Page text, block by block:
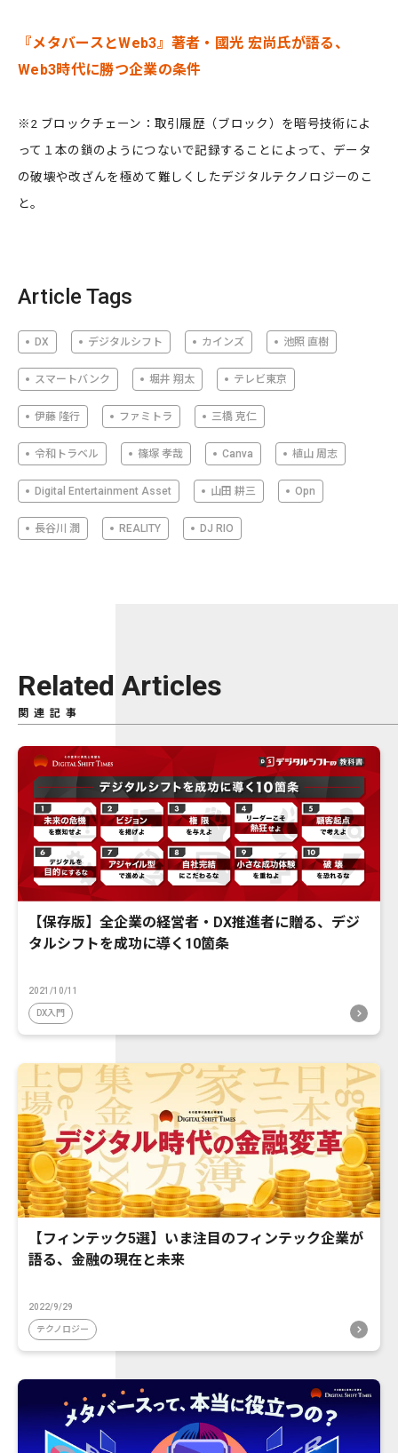
『メタバースとWeb3』著者・國光 宏尚氏が語る、
Web3時代に勝つ企業の条件
※2 ブロックチェーン：取引履歴（ブロック）を暗号技術によ
って１本の鎖のようにつないで記録することによって、データ
の破壊や改ざんを極めて難しくしたデジタルテクノロジーのこ
と。
Article Tags
DX デジタルシフト カインズ 池照 直樹
スマートバンク 堀井 翔太 テレビ東京
伊藤 隆行 ファミトラ 三橋 克仁
令和トラベル 篠塚 孝哉 Canva 植山 周志
Digital Entertainment Asset 山田 耕三 Opn
長谷川 潤 REALITY DJ RIO
Related Articles
関連記事
【保存版】全企業の経営者・DX推進者に贈る、デジ
タルシフトを成功に導く10箇条
2021/10/11
DX入門
【フィンテック5選】いま注目のフィンテック企業が
語る、金融の現在と未来
2022/9/29
テクノロジー